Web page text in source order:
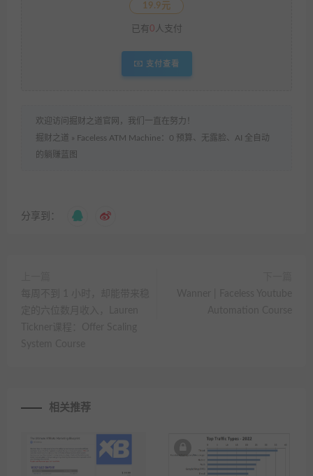
19.9元
已有 0 人支付
支付查看
欢迎访问掘财之道官网，我们一直在努力！
掘财之道 » Faceless ATM Machine：0 预算、无露脸、AI 全自动
的躺赚蓝图
分享到：
相关推荐